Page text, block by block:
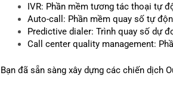
IVR: Phần mềm tương tác thoại tự
Auto-call: Phần mềm quay số tự
Predictive dialer: Trình quay số dự
Call center quality management:
Bạn đã sẵn sàng xây dựng các chiến dịch